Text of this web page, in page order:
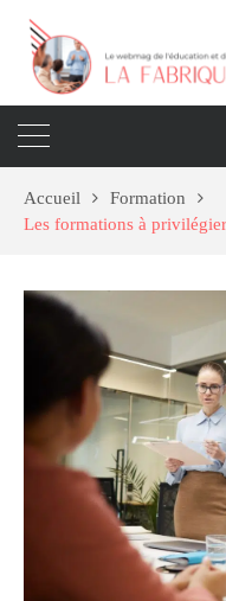
Accueil
Formation
Les formations à